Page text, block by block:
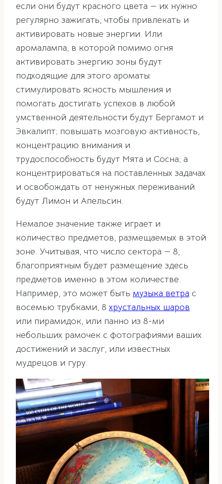
если они будут красного цвета — их нужно
регулярно зажигать, чтобы привлекать и
активировать новые энергии. Или
аромалампа, в которой помимо огня
активировать энергию зоны будут
подходящие для этого ароматы:
стимулировать ясность мышления и
помогать достигать успехов в любой
умственной деятельности будут Бергамот и
Эвкалипт; повышать мозговую активность,
концентрацию внимания и
трудоспособность будут Мята и Сосна; а
концентрироваться на поставленных задачах
и освобождать от ненужных переживаний
будут Лимон и Апельсин.
Немалое значение также играет и
количество предметов, размещаемых в этой
зоне. Учитывая, что число сектора — 8,
благоприятным будет размещение здесь
предметов именно в этом количестве.
Например, это может быть музыка ветра с
восемью трубками, 8 хрустальных шаров
или пирамидок, или панно из 8-ми
небольших рамочек с фотографиями ваших
достижений и заслуг, или известных
мудрецов и гуру.